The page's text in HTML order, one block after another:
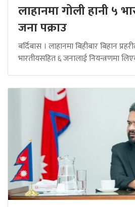
लाहानमा गोली हानी ५
जना पक्राउ
बर्दिबास । लाहानमा बिहीबार बिहान
भारतीयसहित ६ जनालाई नियन्त्रणमा